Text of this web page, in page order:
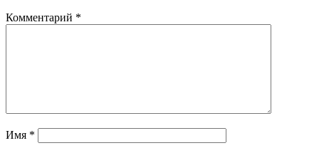
Комментарий *
Имя *